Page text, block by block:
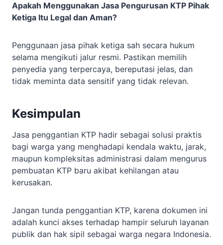
Apakah Menggunakan Jasa Pengurusan KTP Pihak
Ketiga Itu Legal dan Aman?
Penggunaan jasa pihak ketiga sah secara hukum
selama mengikuti jalur resmi. Pastikan memilih
penyedia yang terpercaya, bereputasi jelas, dan
tidak meminta data sensitif yang tidak relevan.
Kesimpulan
Jasa penggantian KTP hadir sebagai solusi praktis
bagi warga yang menghadapi kendala waktu, jarak,
maupun kompleksitas administrasi dalam mengurus
pembuatan KTP baru akibat kehilangan atau
kerusakan.
Jangan tunda penggantian KTP, karena dokumen ini
adalah kunci akses terhadap hampir seluruh layanan
publik dan hak sipil sebagai warga negara Indonesia.